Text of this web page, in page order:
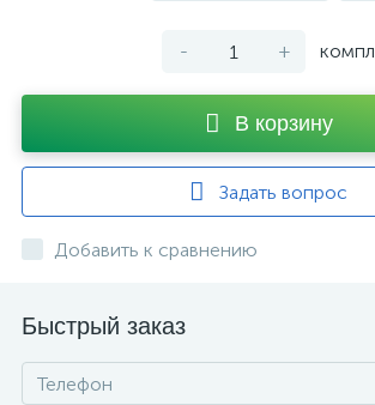
- + компл
В корзину
Задать вопрос
Добавить к сравнению
Быстрый заказ